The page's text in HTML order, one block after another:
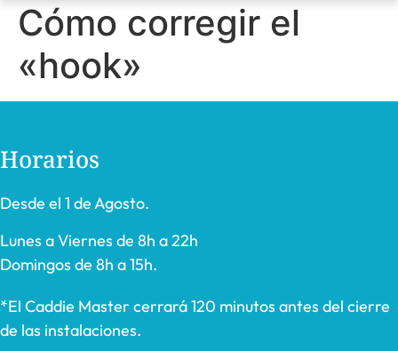
Cómo corregir el
«hook»
Horarios
Desde el 1 de Agosto.
Lunes a Viernes de 8h a 22h
Domingos de 8h a 15h.
*El Caddie Master cerrará 120 minutos antes del cierre
de las instalaciones.